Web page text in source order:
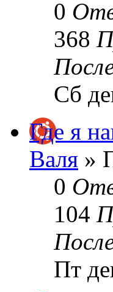
0
368
Сб
Где я
Валя »
0
104
Пт